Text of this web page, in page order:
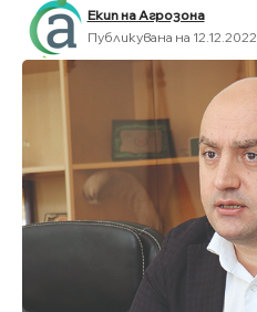
Екип на Агрозона
Публикувана на 12.12.2022